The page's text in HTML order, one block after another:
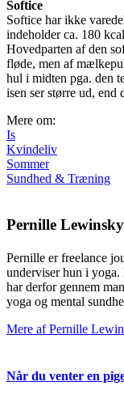
Softice
Softice har ikke
indeholder ca. 180
Hovedparten af den
fløde, men af
hul i midten pga. den
isen ser større ud, end
Mere om:
Is
Kvindeliv
Sommer
Sundhed & Træning
Pernille
Pernille er freelance
underviser hun i
har derfor gennem
yoga og mental
Mere af Pernille
Når du venter en